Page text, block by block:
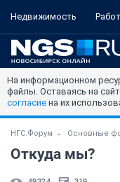
Недвижимость
На информационном
файлы. Оставаясь на
согласие на их
НГС.Форум Основные
Откуда мы?